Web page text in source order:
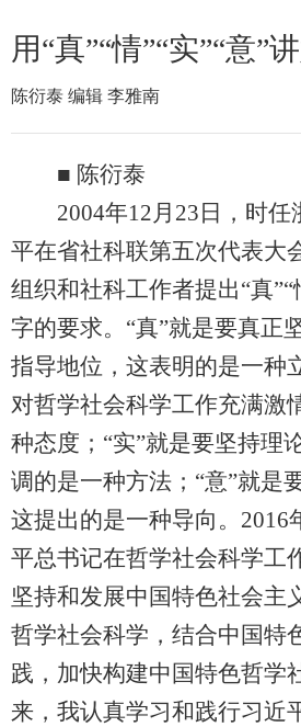
用“真”“情”“实”“意”
陈衍泰 编辑 李雅南
■ 陈衍泰
2004年12月23日，时任
平在省社科联第五次代表大
组织和社科工作者提出“真”“
字的要求。“真”就是要真正
指导地位，这表明的是一种
对哲学社会科学工作充满激
种态度；“实”就是要坚持理
调的是一种方法；“意”就是
这提出的是一种导向。2016
平总书记在哲学社会科学工
坚持和发展中国特色社会主
哲学社会科学，结合中国特
践，加快构建中国特色哲学
来，我认真学习和践行习近